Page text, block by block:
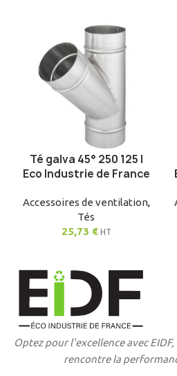
AJOUTER AU PANIER
Té galva 45° 250 125 |
Eco Industrie de France
Accessoires de ventilation,
Tés
25,73 € HT
Optez pour l'excellence avec
rencontre la